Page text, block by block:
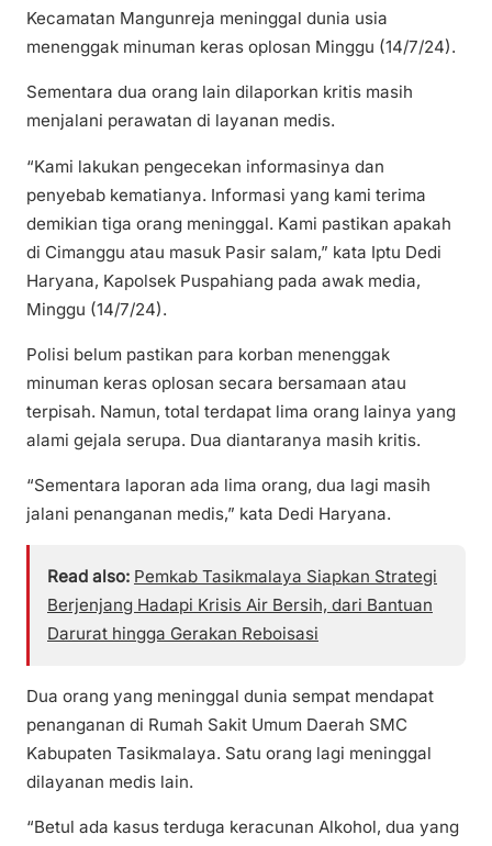
Kecamatan Mangunreja meninggal dunia usia
menenggak minuman keras oplosan Minggu (14/7/24).
Sementara dua orang lain dilaporkan kritis masih
menjalani perawatan di layanan medis.
“Kami lakukan pengecekan informasinya dan
penyebab kematianya. Informasi yang kami terima
demikian tiga orang meninggal. Kami pastikan apakah
di Cimanggu atau masuk Pasir salam,” kata Iptu Dedi
Haryana, Kapolsek Puspahiang pada awak media,
Minggu (14/7/24).
Polisi belum pastikan para korban menenggak
minuman keras oplosan secara bersamaan atau
terpisah. Namun, total terdapat lima orang lainya yang
alami gejala serupa. Dua diantaranya masih kritis.
“Sementara laporan ada lima orang, dua lagi masih
jalani penanganan medis,” kata Dedi Haryana.
Read also: Pemkab Tasikmalaya Siapkan Strategi
Berjenjang Hadapi Krisis Air Bersih, dari Bantuan
Darurat hingga Gerakan Reboisasi
Dua orang yang meninggal dunia sempat mendapat
penanganan di Rumah Sakit Umum Daerah SMC
Kabupaten Tasikmalaya. Satu orang lagi meninggal
dilayanan medis lain.
“Betul ada kasus terduga keracunan Alkohol, dua yang